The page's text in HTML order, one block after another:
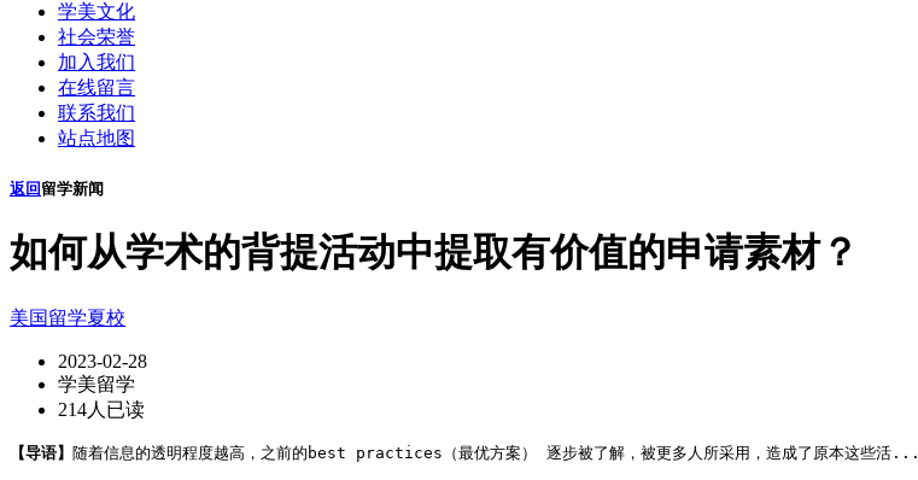
学美文化
社会荣誉
加入我们
在线留言
联系我们
站点地图
返回 留学新闻
如何从学术的背提活动中提取有价值的申请素材？
美国留学夏校
2023-02-28
学美留学
214人已读
【导语】 随着信息的透明程度越高，之前的best practices（最优方案） 逐步被了解，被更多人所采用，造成了原本这些活...